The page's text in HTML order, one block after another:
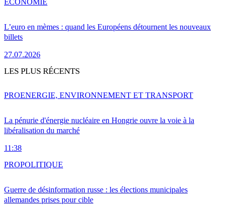
L’euro en mèmes : quand les Européens détournent les nouveaux
billets
27.07.2026
LES PLUS RÉCENTS
La pénurie d'énergie nucléaire en Hongrie ouvre la voie à la
libéralisation du marché
11:38
PROENERGIE, ENVIRONNEMENT ET TRANSPORT
Guerre de désinformation russe : les élections municipales
allemandes prises pour cible
PROPOLITIQUE